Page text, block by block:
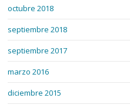
octubre 2018
septiembre 2018
septiembre 2017
marzo 2016
diciembre 2015